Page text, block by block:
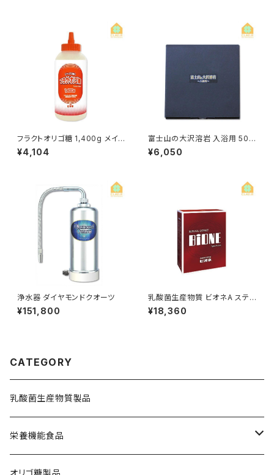
フラクトオリゴ糖 1,400g メイオ
リゴG100%
¥4,104
富士山の大沢溶岩 入浴用 500
g
¥6,050
浄水器 ダイヤモンドクオーツ
¥151,800
乳酸菌生産物質 ビオネA スティ
ック 10ml×30包
¥18,360
CATEGORY
乳酸菌生産物質製品
栄養機能食品
鉄分補給
オリゴ糖製品